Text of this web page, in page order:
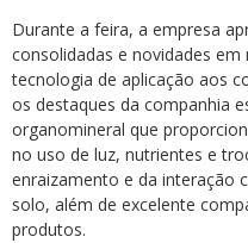
Durante a feira, a empresa
consolidadas e novidades em
tecnologia de aplicação aos
os destaques da companhia
organomineral que
no uso de luz, nutrientes e
enraizamento e da interação
solo, além de excelente
produtos.